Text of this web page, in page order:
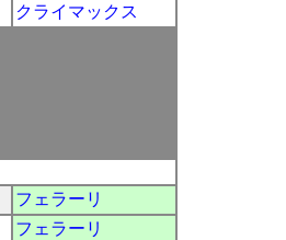
クライマックス
フェラーリ
フェラーリ